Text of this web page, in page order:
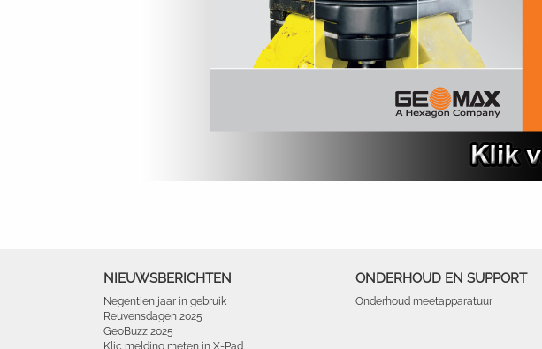
NIEUWSBERICHTEN
Negentien jaar in gebruik
Reuvensdagen 2025
GeoBuzz 2025
Klic melding meten in X-Pad
ONDERHOUD EN SUPPORT
Onderhoud meetapparatuur